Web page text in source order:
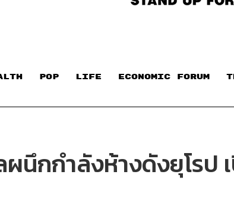
POP LIFE ECONOMIC FORUM
นึกกำลังห้างดังยุโรป